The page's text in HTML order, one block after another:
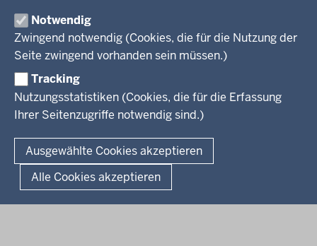
Notwendig
Zwingend notwendig (Cookies, die für die Nutzung der
Seite zwingend vorhanden sein müssen.)
Tracking
Nutzungsstatistiken (Cookies, die für die Erfassung
Ihrer Seitenzugriffe notwendig sind.)
Ausgewählte Cookies akzeptieren
Alle Cookies akzeptieren
Organisation
Arbeitgeber Ministerium
Rechtsgrundlagen
Kultur
Wissenschaft, Forschung, Lehre und Studium
Presse
Service
Kontakt
Fußzeile
Datenschutz Erklärung zur Barrierefreiheit